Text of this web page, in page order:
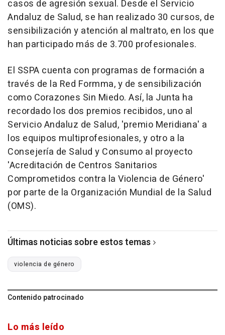
casos de agresión sexual. Desde el Servicio
Andaluz de Salud, se han realizado 30 cursos, de
sensibilización y atención al maltrato, en los que
han participado más de 3.700 profesionales.
El SSPA cuenta con programas de formación a
través de la Red Formma, y de sensibilización
como Corazones Sin Miedo. Así, la Junta ha
recordado los dos premios recibidos, uno al
Servicio Andaluz de Salud, 'premio Meridiana' a
los equipos multiprofesionales, y otro a la
Consejería de Salud y Consumo al proyecto
'Acreditación de Centros Sanitarios
Comprometidos contra la Violencia de Género'
por parte de la Organización Mundial de la Salud
(OMS).
Últimas noticias sobre estos temas
violencia de género
Contenido patrocinado
Lo más leído